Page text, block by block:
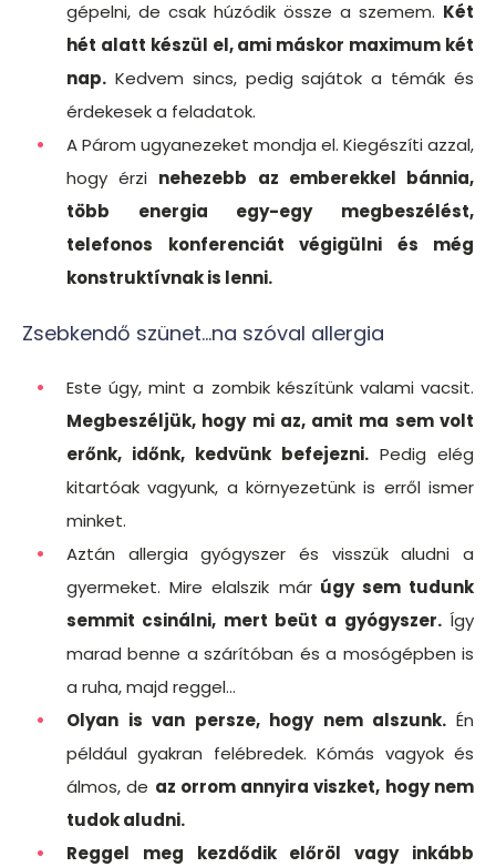
gépelni, de csak húzódik össze a szemem. Két
hét alatt készül el, ami máskor maximum két
nap. Kedvem sincs, pedig sajátok a témák és
érdekesek a feladatok.
A Párom ugyanezeket mondja el. Kiegészíti azzal,
hogy érzi nehezebb az emberekkel bánnia,
több energia egy-egy megbeszélést,
telefonos konferenciát végigülni és még
konstruktívnak is lenni.
Zsebkendő szünet...na szóval allergia
Este úgy, mint a zombik készítünk valami vacsit.
Megbeszéljük, hogy mi az, amit ma sem volt
erőnk, időnk, kedvünk befejezni. Pedig elég
kitartóak vagyunk, a környezetünk is erről ismer
minket.
Aztán allergia gyógyszer és visszük aludni a
gyermeket. Mire elalszik márúgy sem tudunk
semmit csinálni, mert beüt a gyógyszer.Így
marad benne a szárítóban és a mosógépben is
a ruha, majd reggel...
Olyan is van persze, hogy nem alszunk. Én
például gyakran felébredek. Kómás vagyok és
álmos, de az orrom annyira viszket, hogy nem
tudok aludni.
Reggel meg kezdődik előröl vagy inkább